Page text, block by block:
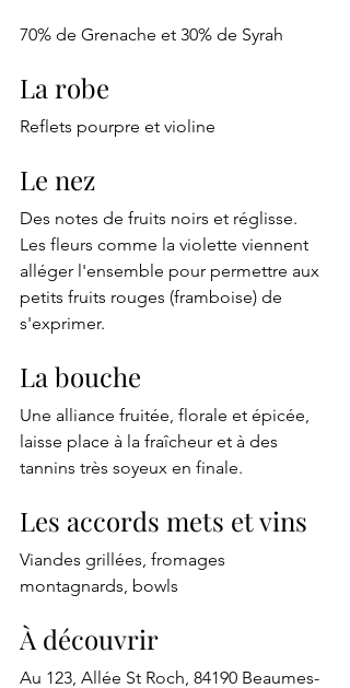
70% de Grenache et 30% de Syrah
La robe
Reflets pourpre et violine
Le nez
Des notes de fruits noirs et réglisse.
Les fleurs comme la violette viennent
alléger l'ensemble pour permettre aux
petits fruits rouges (framboise) de
s'exprimer.
La bouche
Une alliance fruitée, florale et épicée,
laisse place à la fraîcheur et à des
tannins très soyeux en finale.
Les accords mets et vins
Viandes grillées, fromages
montagnards, bowls
À découvrir
Au 123, Allée St Roch, 84190 Beaumes-